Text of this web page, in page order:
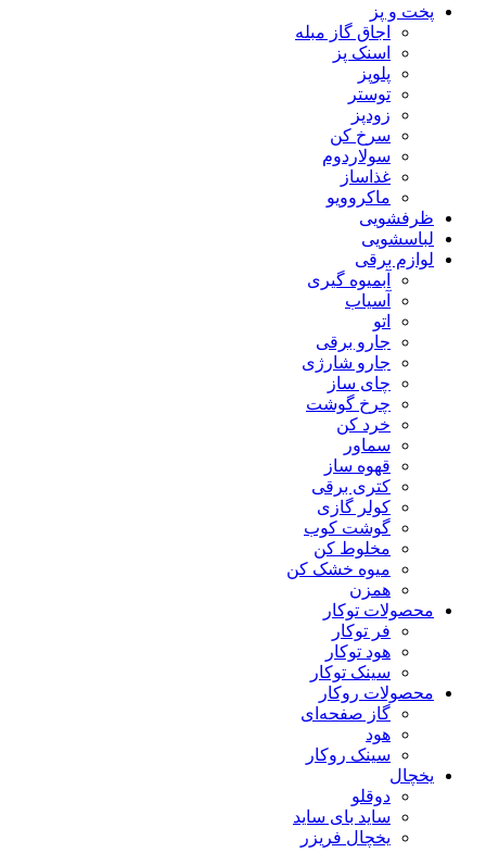
پخت و پز
اجاق گاز مبله
اسنک پز
پلوپز
توستر
زودپز
سرخ کن
سولاردوم
غذاساز
ماکروویو
ظرفشویی
لباسشویی
لوازم برقی
آبمیوه گیری
آسیاب
اتو
جارو برقی
جارو شارژی
چای ساز
چرخ گوشت
خرد کن
سماور
قهوه ساز
کتری برقی
کولر گازی
گوشت کوب
مخلوط کن
میوه خشک کن
همزن
محصولات توکار
فر توکار
هود توکار
سینک توکار
محصولات روکار
گاز صفحه‌ای
هود
سینک روکار
یخچال
دوقلو
ساید بای ساید
یخچال فریزر